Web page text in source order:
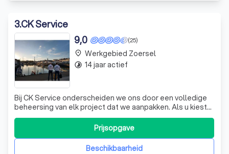
3.CK Service
(25)
9,0
Bij CK Service onderscheiden we ons door een volledige
beheersing van elk project dat we aanpakken. Als u kiest
voor onze diensten, kiest u voor kwaliteit en
betrokkenheid. Onze zaakvoerder werkt persoonlijk mee
aan uw project, wat zorgt voor een directe lijn en heldere
communicatie. We zijn trots o
Beschikbaarheid
Prijsopgave
place Werkgebied Zoersel
timelapse 14 jaar actief